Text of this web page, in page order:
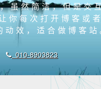
虽然简洁，但是交
你每次打开博客或
动效，适合做博客
010-8903823